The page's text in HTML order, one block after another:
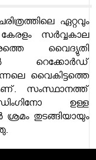
ഏറ്റവും
സർവ്വകാല
വൈദ്യുതി
റെക്കോർഡ്
വൈകിട്ടത്തെ
സംസ്ഥാനത്ത്
ഉള്ള
തുടങ്ങിയായും